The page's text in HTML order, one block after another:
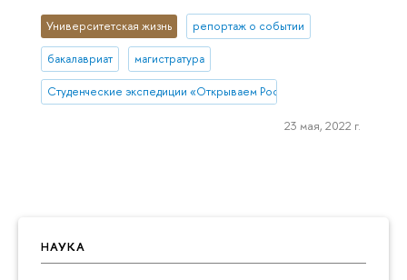
НАУКА
Университетская жизнь репортаж о событии
бакалавриат магистратура
Студенческие экспедиции «Открываем Россию заново»
23 мая, 2022 г.